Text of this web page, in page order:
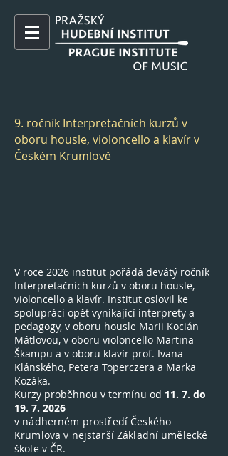
9. ročník Interpretačních kurzů v
oboru housle, violoncello a klavír v
Českém Krumlově
V roce 2026 institut pořádá devátý ročník
Interpretačních kurzů v oboru housle,
violoncello a klavír. Institut oslovil ke
spolupráci opět vynikající interprety a
pedagogy, v oboru housle Marii Kocián
Mátlovou, v oboru violoncello Martina
Škampu a v oboru klavír prof. Ivana
Klánského, Petera Toperczera a Marka
Kozáka.
Kurzy proběhnou v termínu od 11. 7. do
19. 7. 2026
v nádherném prostředí Českého
Krumlova v nejstarší Základní umělecké
škole v ČR.